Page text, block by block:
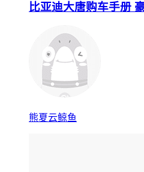
比亚迪大唐购车手册
熊夏云鲸鱼